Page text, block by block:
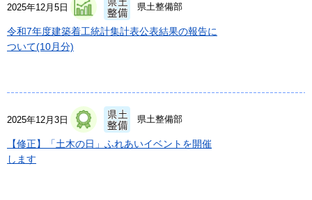
2025年12月5日 県土整備部
令和7年度建築着工統計集計表公表結果の報告に
ついて(10月分)
2025年12月3日 県土整備部
【修正】「土木の日」ふれあいイベントを開催
します